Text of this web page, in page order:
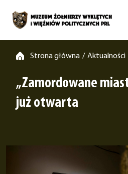
Strona główna / Aktualności
„Zamordowane
już otwarta